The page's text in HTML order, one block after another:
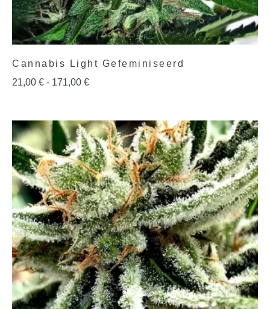
Cannabis Light Gefeminiseerd
21,00 € - 171,00 €